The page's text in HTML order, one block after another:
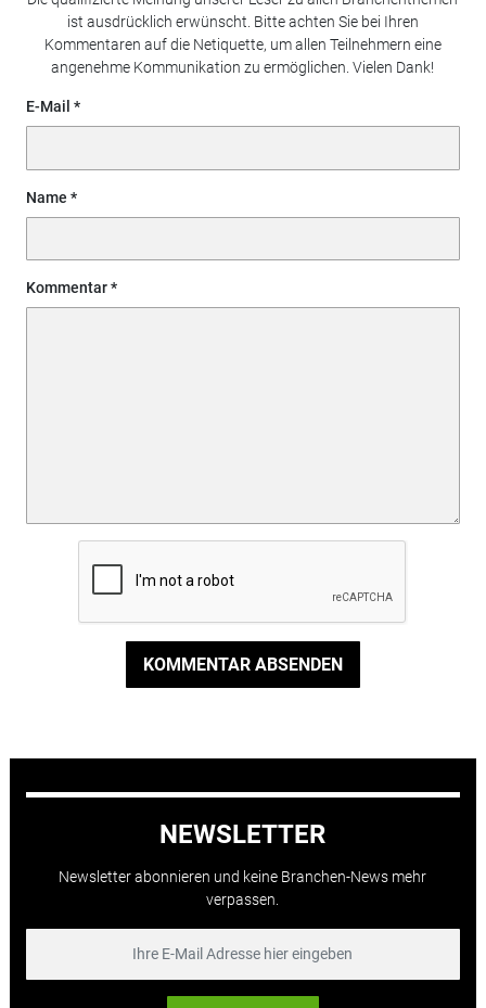
ist ausdrücklich erwünscht. Bitte achten Sie bei Ihren
Kommentaren auf die Netiquette, um allen Teilnehmern eine
angenehme Kommunikation zu ermöglichen. Vielen Dank!
E-Mail
Name
Kommentar
KOMMENTAR ABSENDEN
NEWSLETTER
Newsletter abonnieren und keine Branchen-News mehr
verpassen.